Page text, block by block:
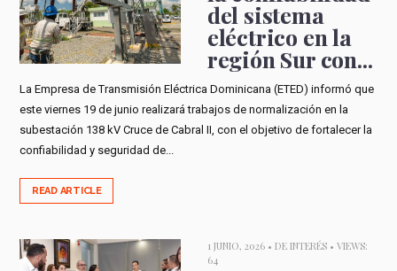
del sistema
eléctrico en la
región Sur con...
La Empresa de Transmisión Eléctrica Dominicana (ETED) informó que
este viernes 19 de junio realizará trabajos de normalización en la
subestación 138 kV Cruce de Cabral II, con el objetivo de fortalecer la
confiabilidad y seguridad de...
READ ARTICLE
1 JUNIO, 2026 • DE INTERÉS• VIEWS:
64